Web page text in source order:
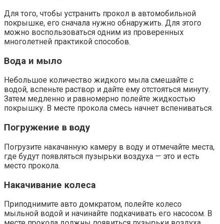
Для того, чтобы устранить прокол в автомобильной
покрышке, его сначала нужно обнаружить. Для этого
можно воспользоваться одним из проверенных
многолетней практикой способов.
Вода и мыло
Небольшое количество жидкого мыла смешайте с
водой, вспеньте раствор и дайте ему отстояться минуту.
Затем медленно и равномерно полейте жидкостью
покрышку. В месте прокола смесь начнет вспениваться.
Погружение в воду
Погрузите накачанную камеру в воду и отмечайте места,
где будут появляться пузырьки воздуха — это и есть
место прокола.
Накачивание колеса
Приподнимите авто домкратом, полейте колесо
мыльной водой и начинайте подкачивать его насосом. В